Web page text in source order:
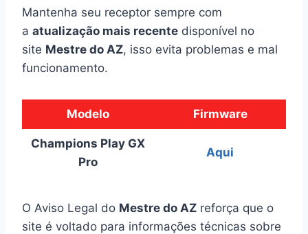
Mantenha seu receptor sempre com
a atualização mais recente disponível no
site Mestre do AZ, isso evita problemas e mal
funcionamento.
Modelo Firmware
Champions Play GX
Pro
Aqui
O Aviso Legal do Mestre do AZ reforça que o
site é voltado para informações técnicas sobre